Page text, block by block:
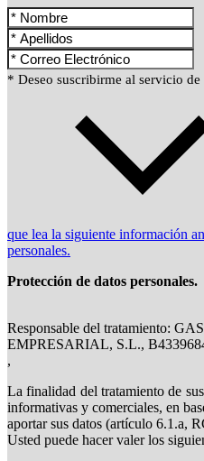
* Deseo suscribirme al servicio de
que lea la siguiente información
personales.
Protección de datos personales.
Responsable del tratamiento:
EMPRESARIAL, S.L.,
,
La finalidad del tratamiento de
informativas y comerciales, en
aportar sus datos (artículo 6.1.a,
Usted puede hacer valer los